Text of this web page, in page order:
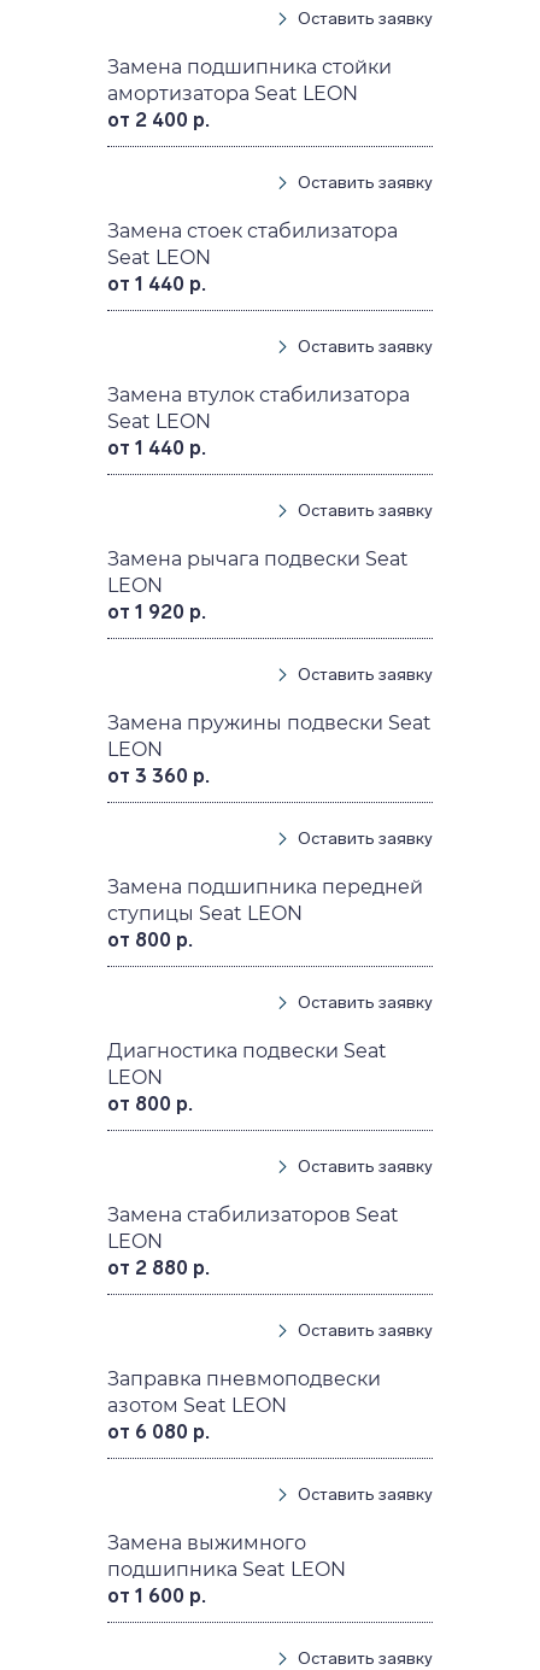
Оставить заявку
Замена подшипника стойки
амортизатора Seat LEON
от 2 400 р.
Оставить заявку
Замена стоек стабилизатора
Seat LEON
от 1 440 р.
Оставить заявку
Замена втулок стабилизатора
Seat LEON
от 1 440 р.
Оставить заявку
Замена рычага подвески Seat
LEON
от 1 920 р.
Оставить заявку
Замена пружины подвески Seat
LEON
от 3 360 р.
Оставить заявку
Замена подшипника передней
ступицы Seat LEON
от 800 р.
Оставить заявку
Диагностика подвески Seat
LEON
от 800 р.
Оставить заявку
Замена стабилизаторов Seat
LEON
от 2 880 р.
Оставить заявку
Заправка пневмоподвески
азотом Seat LEON
от 6 080 р.
Оставить заявку
Замена выжимного
подшипника Seat LEON
от 1 600 р.
Оставить заявку